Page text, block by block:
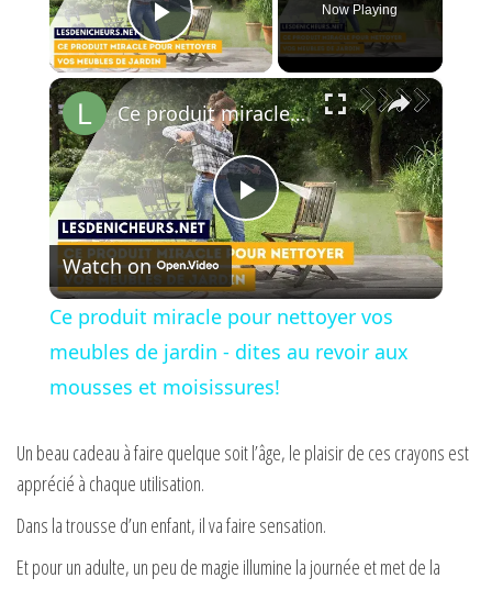
Play Video
Now Playing
×
P
l
a
i
Ce produit miracle pour nettoyer vos meubles de jardin - dites au revoir aux mousses et moisissures!
Watch on
Ce produit miracle pour nettoyer vos
meubles de jardin - dites au revoir aux
mousses et moisissures!
Un beau cadeau à faire quelque soit l’âge, le plaisir de ces crayons est
apprécié à chaque utilisation.
Dans la trousse d’un enfant, il va faire sensation.
Et pour un adulte, un peu de magie illumine la journée et met de la